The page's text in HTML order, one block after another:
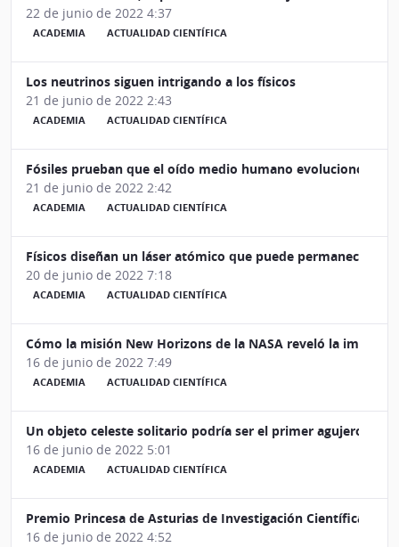
22 de junio de 2022 4:37
ACADEMIA ACTUALIDAD CIENTÍFICA
Los neutrinos siguen intrigando a los físicos
21 de junio de 2022 2:43
ACADEMIA ACTUALIDAD CIENTÍFICA
Fósiles prueban que el oído medio humano evolucionó de
21 de junio de 2022 2:42
ACADEMIA ACTUALIDAD CIENTÍFICA
Físicos diseñan un láser atómico que puede permanecer
20 de junio de 2022 7:18
ACADEMIA ACTUALIDAD CIENTÍFICA
Cómo la misión New Horizons de la NASA reveló la
16 de junio de 2022 7:49
ACADEMIA ACTUALIDAD CIENTÍFICA
Un objeto celeste solitario podría ser el primer agujero
16 de junio de 2022 5:01
ACADEMIA ACTUALIDAD CIENTÍFICA
Premio Princesa de Asturias de Investigación Científica y
16 de junio de 2022 4:52